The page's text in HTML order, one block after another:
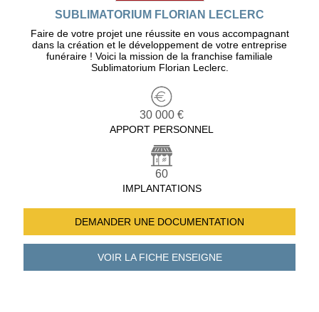
SUBLIMATORIUM FLORIAN LECLERC
Faire de votre projet une réussite en vous accompagnant
dans la création et le développement de votre entreprise
funéraire ! Voici la mission de la franchise familiale
Sublimatorium Florian Leclerc.
30 000 €
APPORT PERSONNEL
60
IMPLANTATIONS
DEMANDER UNE DOCUMENTATION
VOIR LA FICHEENSEIGNE